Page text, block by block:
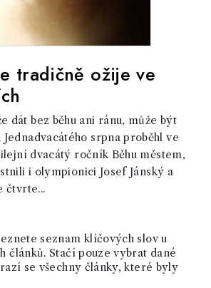
tradičně ožije ve
dát bez běhu ani ránu, může být
Jednadvacátého srpna proběhl ve
dvacátý ročník Běhu městem,
i olympionici Josef Jánský a
čtvrte...
seznam klíčových slov u
článků. Stačí pouze vybrat dané
se všechny články, které byly